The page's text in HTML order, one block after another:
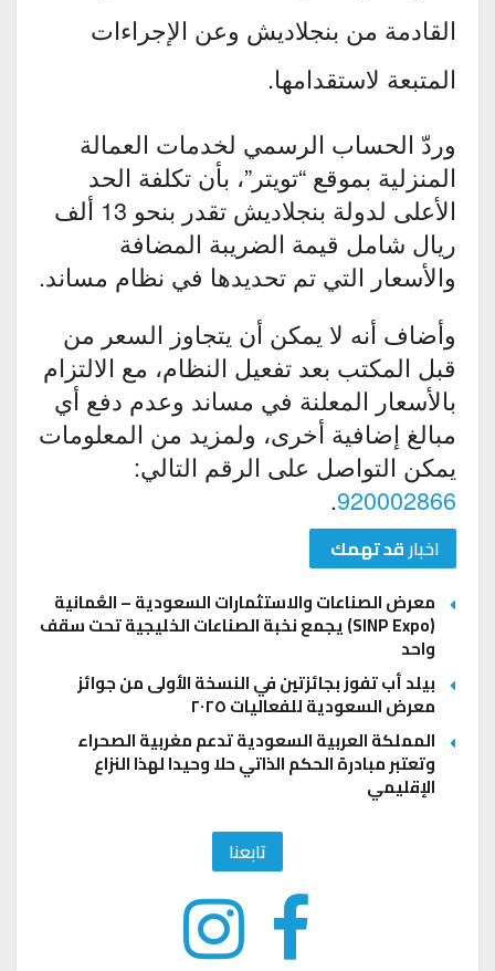
القادمة من بنجلاديش وعن الإجراءات
المتبعة لاستقدامها.
وردّ الحساب الرسمي لخدمات العمالة
المنزلية بموقع “تويتر”، بأن تكلفة الحد
الأعلى لدولة بنجلاديش تقدر بنحو 13 ألف
ريال شامل قيمة الضريبة المضافة
والأسعار التي تم تحديدها في نظام مساند.
وأضاف أنه لا يمكن أن يتجاوز السعر من
قبل المكتب بعد تفعيل النظام، مع الالتزام
بالأسعار المعلنة في مساند وعدم دفع أي
مبالغ إضافية أخرى، ولمزيد من المعلومات
يمكن التواصل على الرقم التالي:
920002866
.
اخبارقد تهمك
معرض الصناعات والاستثمارات السعودية – العُمانية
(SINP Expo) يجمع نخبة الصناعات الخليجية تحت سقف
واحد
بيلد أب تفوز بجائزتين في النسخة الأولى من جوائز
معرض السعودية للفعاليات ٢٠٢٥
المملكة العربية السعودية تدعم مغربية الصحراء
وتعتبر مبادرة الحكم الذاتي حلا وحيدا لهذا النزاع
الإقليمي
تابعنا